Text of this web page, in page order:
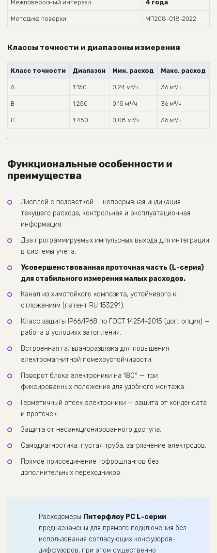
Межповерочный интервал 4 года
Методика поверки МП208-018-2022
Классы точности и диапазоны измерения
Класс точности Диапазон Мин. расход Макс. расход
А 1:150 0,24 м³/ч 36 м³/ч
В 1:250 0,15 м³/ч 36 м³/ч
С 1:450 0,08 м³/ч 36 м³/ч
Функциональные особенности и
преимущества
Дисплей с подсветкой — непрерывная индикация
текущего расхода, контрольная и эксплуатационная
информация.
Два программируемых импульсных выхода для интеграции
в системы учёта.
Усовершенствованная проточная часть (L-серия)
для стабильного измерения малых расходов.
Канал из химстойкого композита, устойчивого к
отложениям (патент RU 153291).
Класс защиты IP66/IP68 по ГОСТ 14254-2015 (доп. опция) —
работа в условиях затопления.
Встроенная гальваноразвязка для повышения
электромагнитной помехоустойчивости.
Поворот блока электроники на 180° — три
фиксированных положения для удобного монтажа.
Герметичный отсек электроники — защита от конденсата
и протечек.
Защита от несанкционированного доступа.
Самодиагностика: пустая труба, загрязнение электродов.
Прямое присоединение гофрошлангов без
дополнительных переходников.
Расходомеры Питерфлоу РС L-серии
предназначены для прямого подключения без
использования согласующих конфузоров-
диффузоров, при этом существенно